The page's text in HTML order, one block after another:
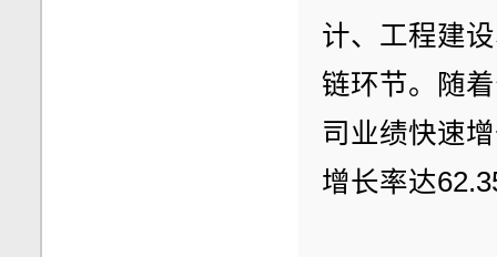
计、工程建
链环节。随
司业绩快速
增长率达